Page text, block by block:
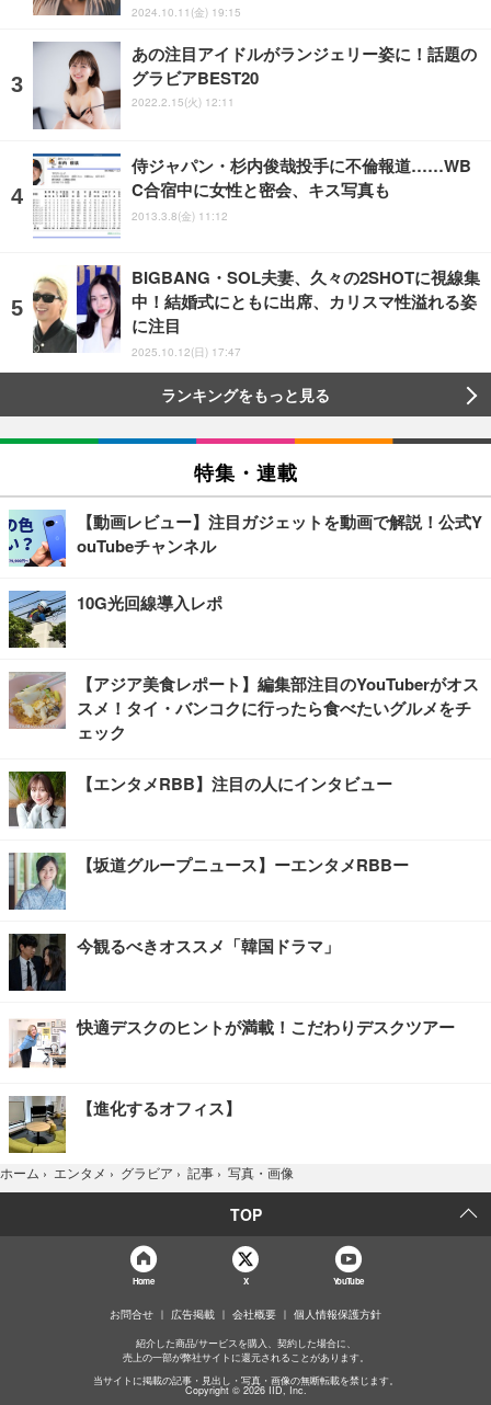
2024.10.11(金) 19:15
あの注目アイドルがランジェリー姿に！話題の
グラビアBEST20
2022.2.15(火) 12:11
侍ジャパン・杉内俊哉投手に不倫報道……WB
C合宿中に女性と密会、キス写真も
2013.3.8(金) 11:12
BIGBANG・SOL夫妻、久々の2SHOTに視線集
中！結婚式にともに出席、カリスマ性溢れる姿
に注目
2025.10.12(日) 17:47
ランキングをもっと見る
特集・連載
【動画レビュー】注目ガジェットを動画で解説！公式Y
ouTubeチャンネル
10G光回線導入レポ
【アジア美食レポート】編集部注目のYouTuberがオス
スメ！タイ・バンコクに行ったら食べたいグルメをチ
ェック
【エンタメRBB】注目の人にインタビュー
【坂道グループニュース】ーエンタメRBBー
今観るべきオススメ「韓国ドラマ」
快適デスクのヒントが満載！こだわりデスクツアー
【進化するオフィス】
ホーム › エンタメ › グラビア › 記事 › 写真・画像
TOP
Home X YouTube
お問合せ 広告掲載 会社概要 個人情報保護方針
紹介した商品/サービスを購入、契約した場合に、
売上の一部が弊社サイトに還元されることがあります。
当サイトに掲載の記事・見出し・写真・画像の無断転載を禁じます。
Copyright © 2026 IID, Inc.